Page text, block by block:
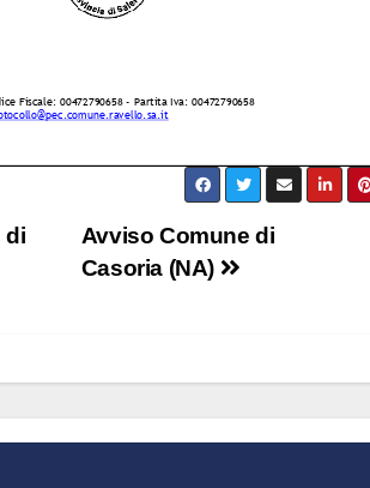
Avviso Comune di
Casoria (NA)
di